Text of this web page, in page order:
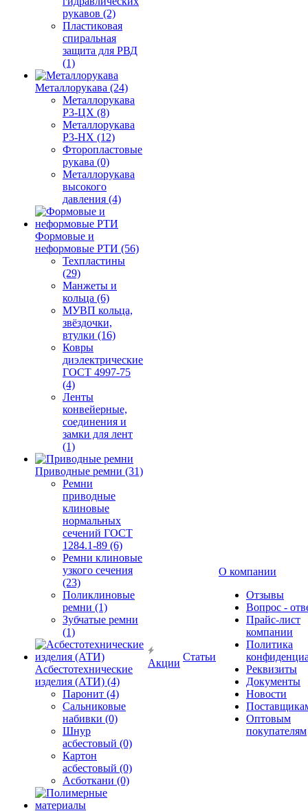
рукавов (2)
Пластиковая
спиральная
защита для РВД
(1)
Металлорукава (24)
Металлорукава
Р3-ЦХ (8)
Металлорукава
Р3-НХ (12)
Фторопластовые
рукава (0)
Металлорукава
высокого
давления (4)
Формовые и
неформовые РТИ (56)
Техпластины
(29)
Манжеты и
кольца (6)
МУВП кольца,
звёздочки,
втулки (16)
Ковры
диэлектрические
ГОСТ 4997-75
(4)
Ленты
конвейерные,
соединения и
замки для лент
(1)
Приводные ремни (31)
Ремни
приводные
клиновые
нормальных
сечений ГОСТ
1284.1-89 (6)
Ремни клиновые
узкого сечения
(23)
Поликлиновые
ремни (1)
Зубчатые ремни
(1)
Асбестотехнические
изделия (АТИ) (4)
Паронит (4)
Сальниковые
набивки (0)
Шнур
асбестовый (0)
Картон
асбестовый (0)
Асботкани (0)
Акции
Статьи
О компании
Отзывы
Вопрос -
Прайс-лист
компании
Политика
Реквизиты
Документы
Новости
Оптовым
покупателям